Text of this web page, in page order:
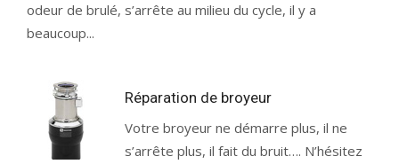
odeur de brulé, s’arrête au milieu du cycle, il y a
beaucoup...
Réparation de broyeur
Votre broyeur ne démarre plus, il ne
s’arrête plus, il fait du bruit…. N’hésitez